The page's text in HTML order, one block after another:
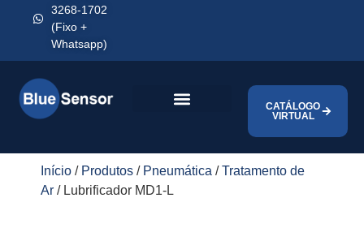
3268-1702
(Fixo +
Whatsapp)
CATÁLOGO
VIRTUAL
Início / Produtos / Pneumática /Tratamento de
Ar / Lubrificador MD1-L